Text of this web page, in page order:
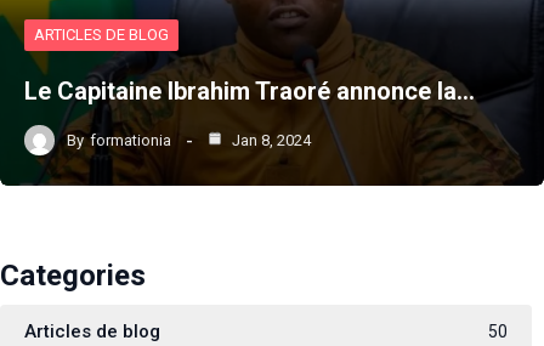
ARTICLES DE BLOG
Le Capitaine Ibrahim Traoré annonce la…
By formationia Jan 8, 2024
Categories
Articles de blog 50